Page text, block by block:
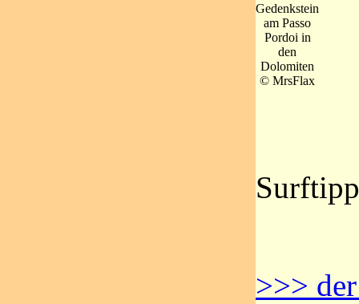
Gedenkstein
am Passo
Pordoi in
den
Dolomiten
© MrsFlax
>>>